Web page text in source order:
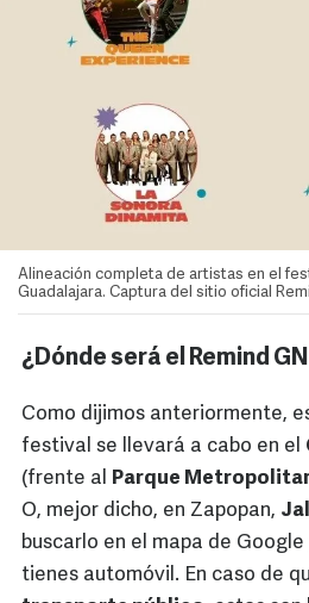
Alineación completa de artistas en el
Guadalajara. Captura del sitio oficial
¿Dónde será el Remind
Como dijimos anteriormente,
festival se llevará a cabo en el
(frente al
Parque
O, mejor dicho, en Zapopan,
buscarlo en el mapa de
tienes automóvil. En caso de